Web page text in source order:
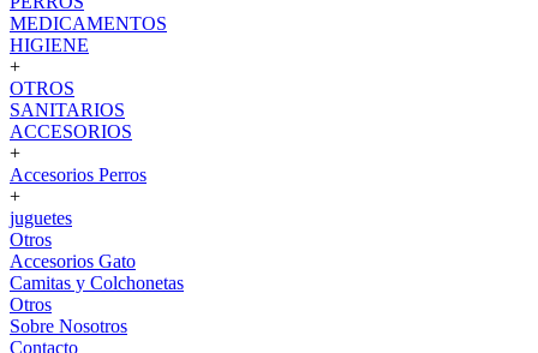
MEDICAMENTOS
HIGIENE
+
OTROS
SANITARIOS
ACCESORIOS
+
Accesorios Perros
+
juguetes
Otros
Accesorios Gato
Camitas y Colchonetas
Otros
Sobre Nosotros
Contacto